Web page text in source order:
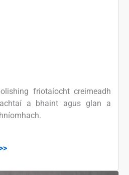
friotaíocht creimeadh
a bhaint agus glan a